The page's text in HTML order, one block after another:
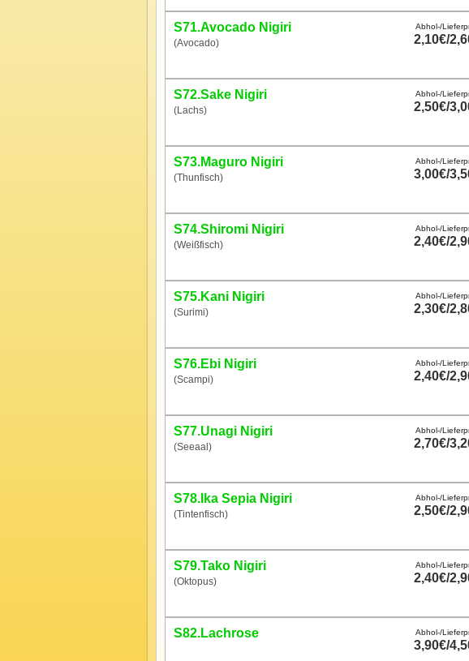
Abhol-/
2,10€/
S71.Avocado Nigiri
(Avocado)
Abhol-/
2,50€/
S72.Sake Nigiri
(Lachs)
Abhol-/
3,00€/
S73.Maguro Nigiri
(Thunfisch)
Abhol-/
2,40€/
S74.Shiromi Nigiri
(Weißfisch)
Abhol-/
2,30€/
S75.Kani Nigiri
(Surimi)
Abhol-/
2,40€/
S76.Ebi Nigiri
(Scampi)
Abhol-/
2,70€/
S77.Unagi Nigiri
(Seeaal)
Abhol-/
2,50€/
S78.Ika Sepia Nigiri
(Tintenfisch)
Abhol-/
2,40€/
S79.Tako Nigiri
(Oktopus)
Abhol-/
3,90€/
S82.Lachrose